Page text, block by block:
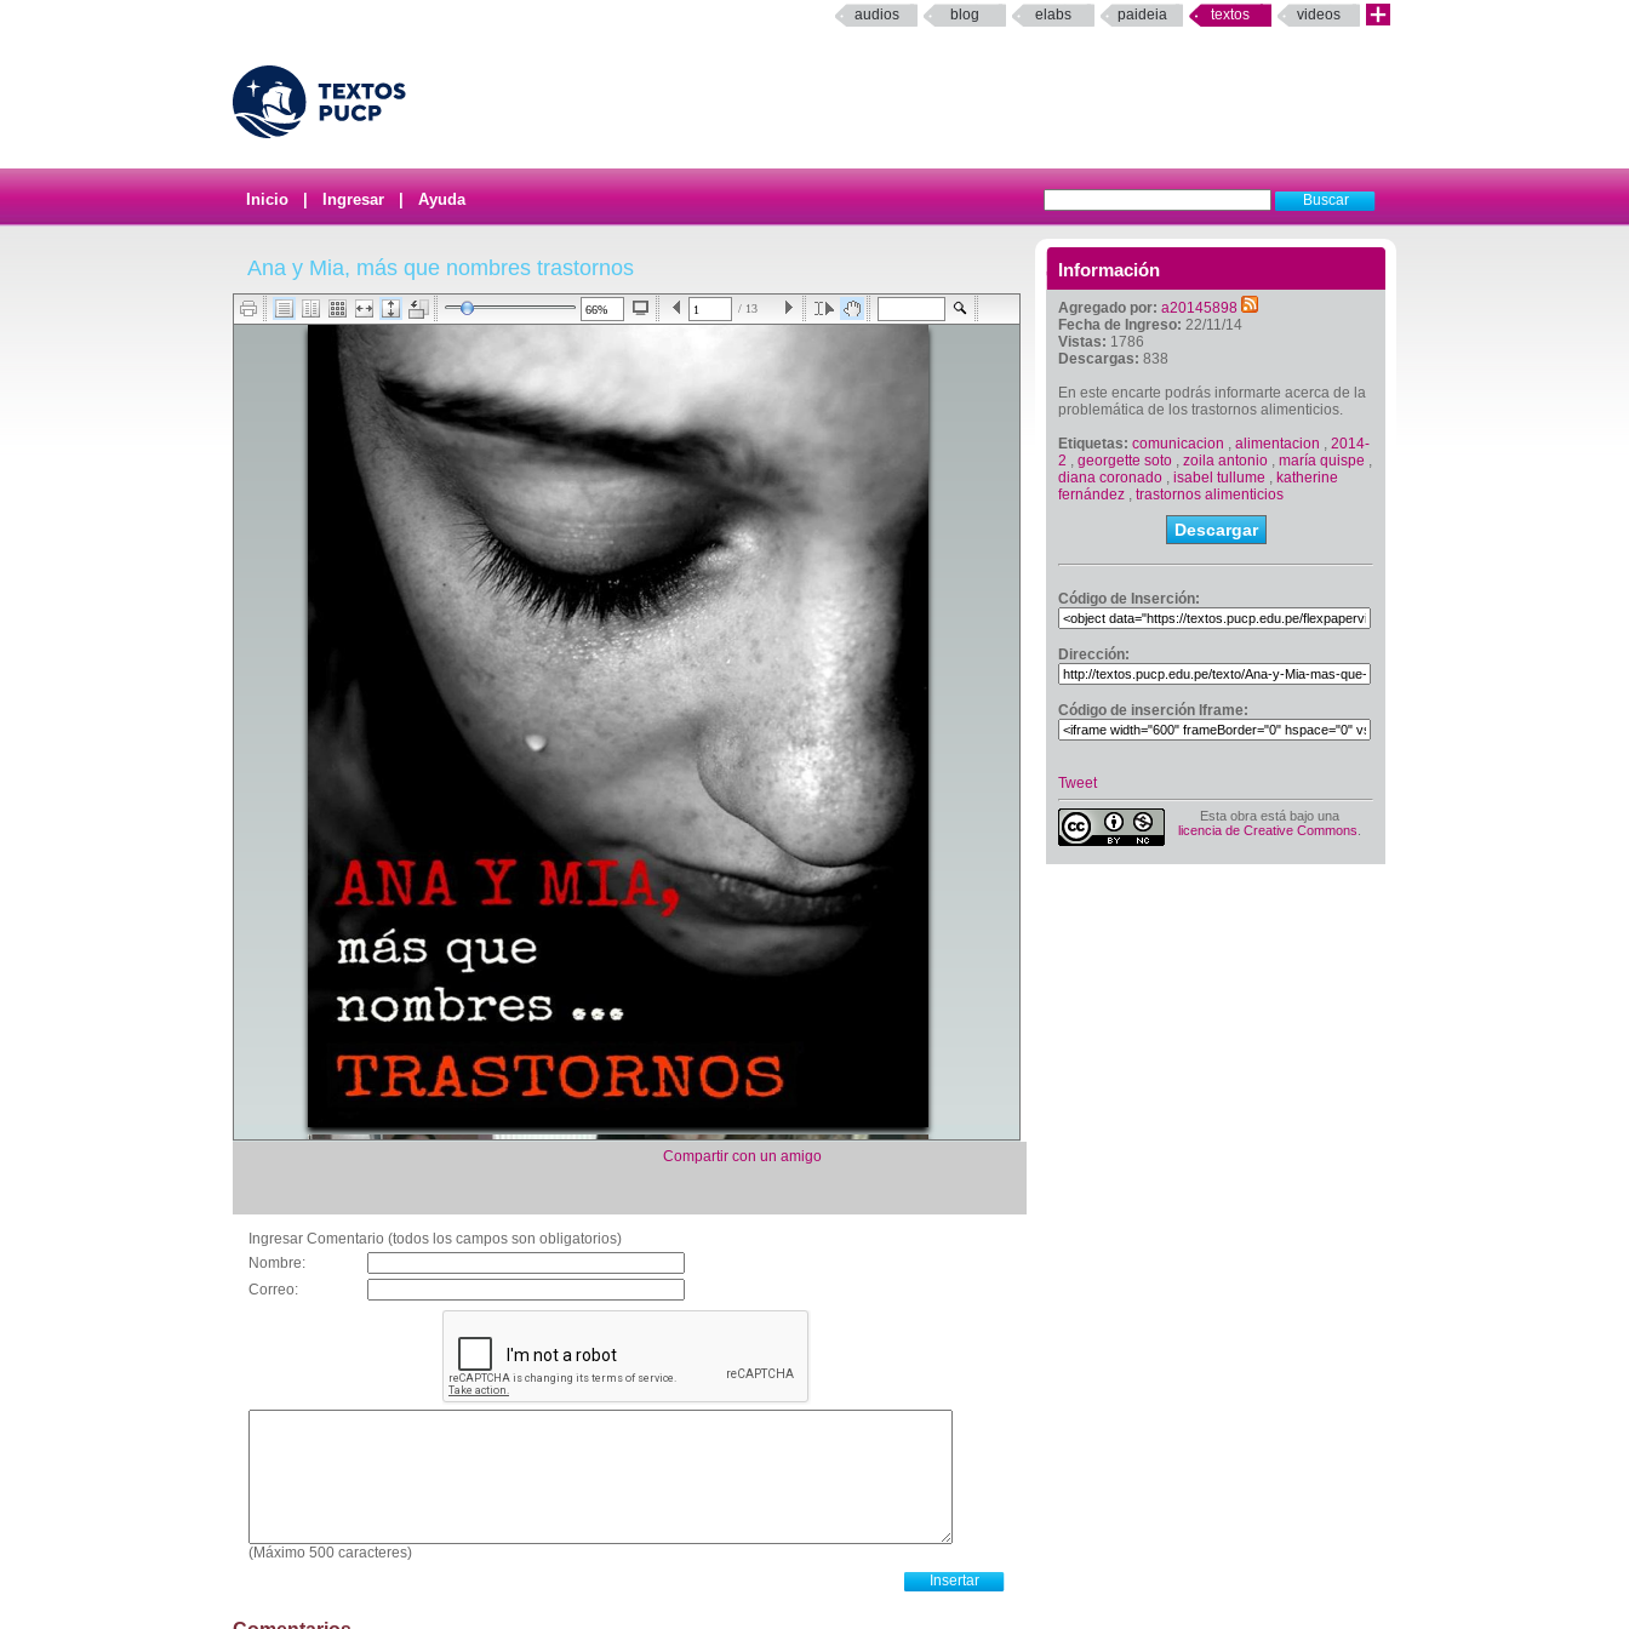
audios blog elabs paideia textos videos
Inicio Ingresar Ayuda
Información
Agregado por: a20145898
Fecha de Ingreso: 22/11/14
Vistas: 1786
Descargas: 838
En este encarte podrás informarte acerca de la
problemática de los trastornos alimenticios.
Etiquetas: comunicacion , alimentacion , 2014-
2 , georgette soto , zoila antonio , maría quispe ,
diana coronado , isabel tullume , katherine
fernández , trastornos alimenticios
Descargar
Código de Inserción:
Dirección:
Código de inserción Iframe:
Tweet
Esta obra está bajo una
licencia de Creative Commons
Ana y Mia, más que nombres trastornos
/ 13
Compartir con un amigo
Ingresar Comentario (todos los campos son obligatorios)
Nombre:
Correo:
(Máximo 500 caracteres)